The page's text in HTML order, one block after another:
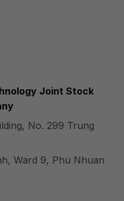
Joint Stock
No. 299 Trung
Ward 9, Phu Nhuan